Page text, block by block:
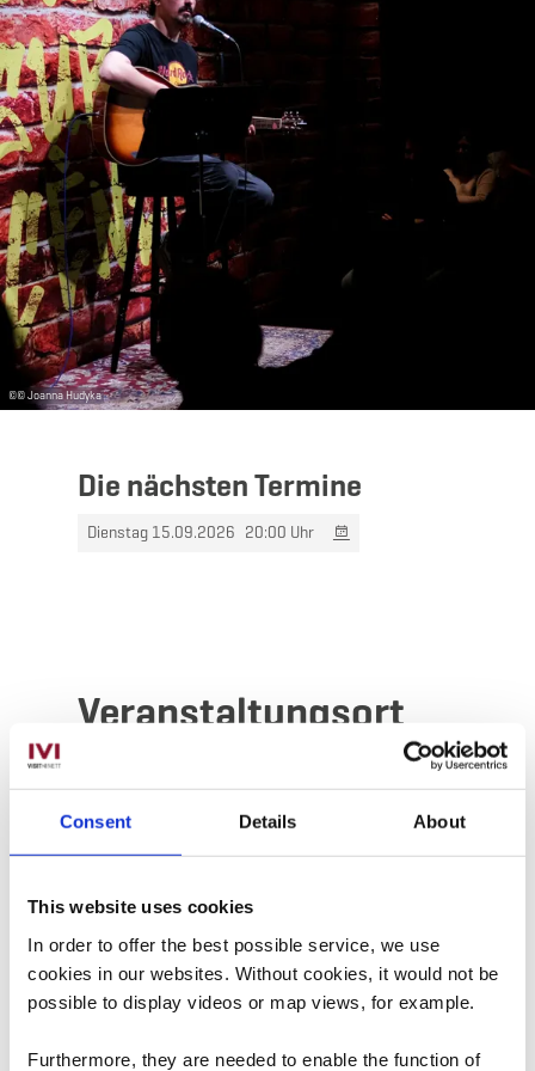
Consent Details About
This website uses cookies
In order to offer the best possible service, we use
cookies in our websites. Without cookies, it would not be
possible to display videos or map views, for example.
Furthermore, they are needed to enable the function of
En savoir plus
©© Joanna Hudyka
Die nächsten Termine
Dienstag 15.09.2026 20:00 Uhr
Veranstaltungsort
Adresse:
Aalt Stadhaus
38, Avenue Charlotte
Tel.: 00352587711900